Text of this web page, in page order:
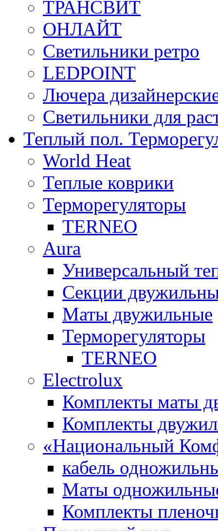
ТРАНСВИТ
ОНЛАЙТ
Светильники ретро
LEDPOINT
Лючера
Светильники для
Теплый пол.
World Heat
Теплые коврики
Терморегуляторы
TERNEO
Aura
Универсальный
Секции
Маты двужильные
Терморегуляторы
TERNEO
Electrolux
Комплекты маты
Комплекты
«Национальный
кабель
Маты
Комплекты